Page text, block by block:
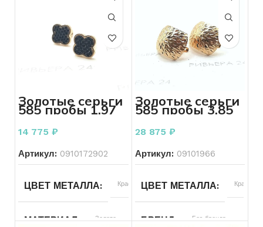
Золотые серьги
585 пробы 1.97
грамм
14 775 ₽
Артикул: 0910172902
ЦВЕТ МЕТАЛЛА Красный
МАТЕРИАЛ Золото
Золотые серьги
585 пробы 3.85
грамм
28 875 ₽
Артикул: 09101966
ЦВЕТ МЕТАЛЛА Красный
БРЕНД Без бренда